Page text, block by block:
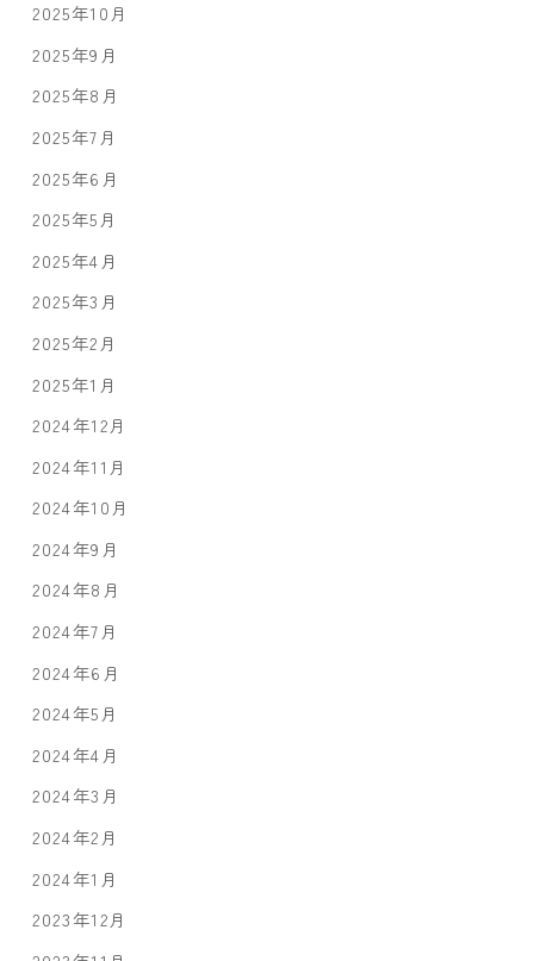
2025年10月
2025年9月
2025年8月
2025年7月
2025年6月
2025年5月
2025年4月
2025年3月
2025年2月
2025年1月
2024年12月
2024年11月
2024年10月
2024年9月
2024年8月
2024年7月
2024年6月
2024年5月
2024年4月
2024年3月
2024年2月
2024年1月
2023年12月